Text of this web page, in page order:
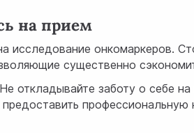
на прием
исследование онкомаркеров.
существенно
откладывайте заботу о себе
профессиональную